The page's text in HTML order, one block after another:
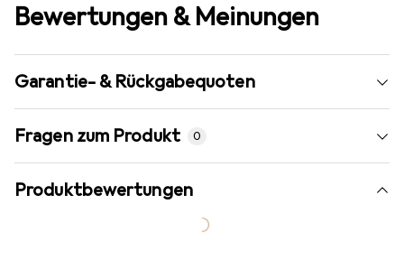
Bewertungen & Meinungen
Garantie- & Rückgabequoten
Fragen zum Produkt 0
Produktbewertungen